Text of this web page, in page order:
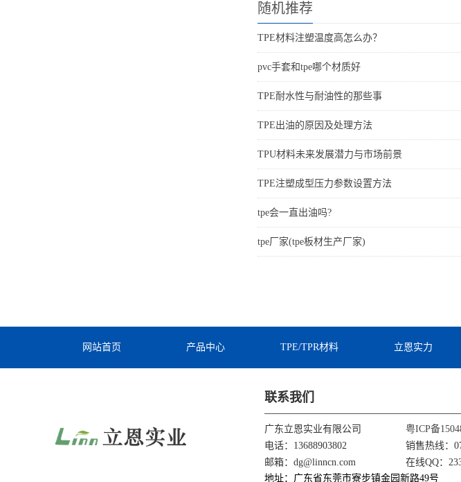
随机推荐
TPE材料注塑温度高怎么办？
pvc手套和tpe哪个材质好
TPE耐水性与耐油性的那些事
TPE出油的原因及处理方法
TPU材料未来发展潜力与市场前景
TPE注塑成型压力参数设置方法
tpe会一直出油吗?
tpe厂家(tpe板材生产厂家)
网站首页 产品中心 TPE/TPR材料 立恩实力
联系我们
广东立恩实业有限公司
粤ICP备
电话：13688903802
销售热线：
邮箱：dg@linncn.com
在线QQ：
地址：广东省东莞市寮步镇金园新路49号